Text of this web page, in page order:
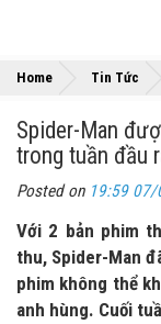
Home Tin Tức
Spider-Man
trong tuần đầu
Posted on 19:59
Với 2 bản phim
thu, Spider-Man
phim không thể
anh hùng. Cuối